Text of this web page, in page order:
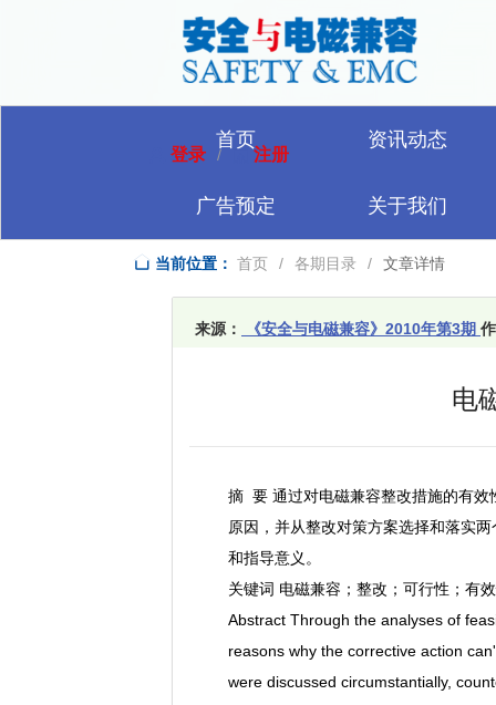
登录 / 注册
首页 资讯动态
广告预定 关于我们
当前位置： 首页 / 各期目录 / 文章详情
来源： 《安全与电磁兼容》2010年第3期
电
摘 要 通过对电磁兼容整改措施的有效
原因，并从整改对策方案选择和落实
和指导意义。
关键词 电磁兼容；整改；可行性；有
Abstract Through the analyses of
reasons why the corrective action
were discussed circumstantially,